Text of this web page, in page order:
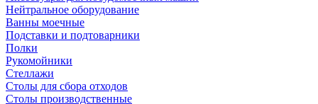
Нейтральное оборудование
Ванны моечные
Подставки и подтоварники
Полки
Рукомойники
Стеллажи
Столы для сбора отходов
Столы производственные